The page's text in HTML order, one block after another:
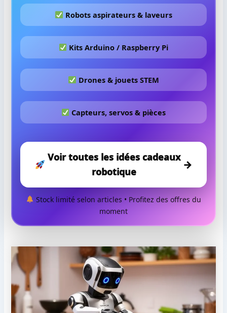
Robots aspirateurs & laveurs
Kits Arduino / Raspberry Pi
Drones & jouets STEM
Capteurs, servos & pièces
Voir toutes les idées cadeaux
robotique
→
Stock limité selon articles • Profitez des offres du
moment